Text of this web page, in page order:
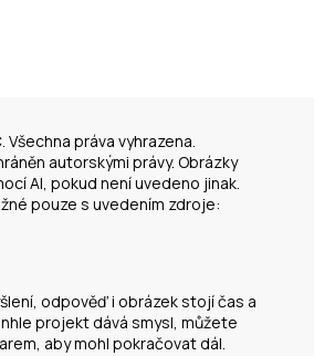
Všechna práva vyhrazena.
autorskými právy. Obrázky
AI, pokud není uvedeno jinak.
pouze s uvedením zdroje:
odpověď i obrázek stojí čas a
projekt dává smysl, můžete
aby mohl pokračovat dál.